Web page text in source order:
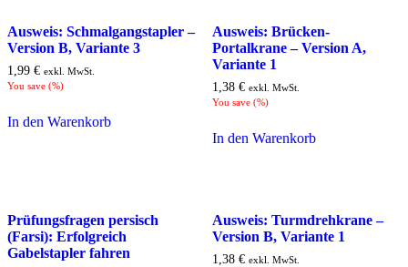
Ausweis: Schmalgangstapler –
Version B, Variante 3
1,99 € exkl. MwSt.
You save (%)
In den Warenkorb
Ausweis: Brücken-
Portalkrane – Version A,
Variante 1
1,38 € exkl. MwSt.
You save (%)
In den Warenkorb
Prüfungsfragen persisch
(Farsi): Erfolgreich
Gabelstapler fahren
Ausweis: Turmdrehkrane –
Version B, Variante 1
1,38 € exkl. MwSt.